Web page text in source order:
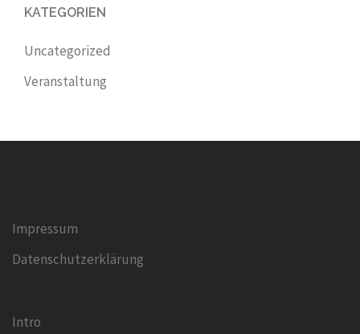
KATEGORIEN
Uncategorized
Veranstaltung
Impressum
Datenschutzerklärung
Intro